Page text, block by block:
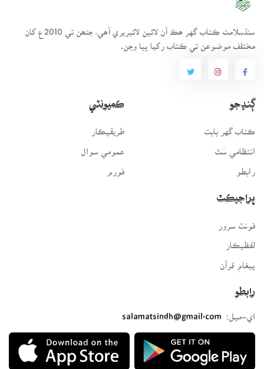
سنڌسلامت ڪتاب گهر ھڪ آن لائين لائبريري آھي، جنھن تي 2010ع کان
مختلف موضوعن تي ڪتاب رکيا پيا وڃن.
ڳنڍجو
ڪتاب گهر بابت
انتظامي سَٿ
رابطو
ڪميونٽي
طريقيڪار
عمومي سوال
پراجيڪٽ
فونٽ سرور
لفظيڪار
پيغامِ قرآن
رابطو
اي-ميل:
salamatsindh@gmail.com